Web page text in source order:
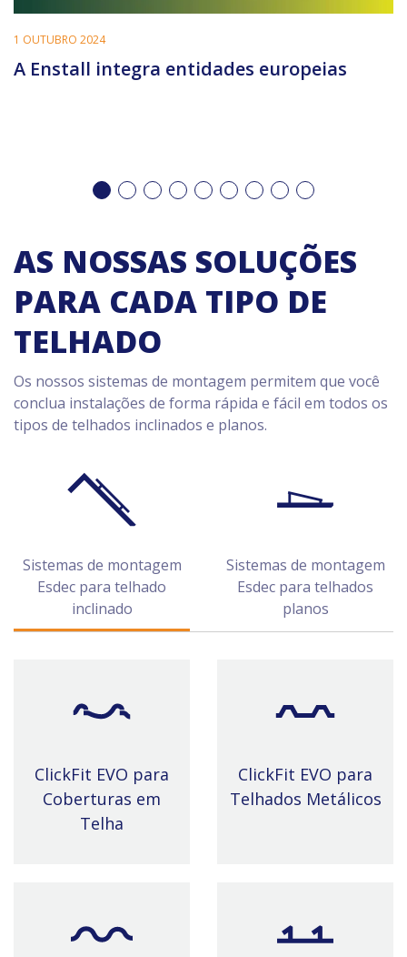
1 OUTUBRO 2024
A Enstall integra entidades europeias
AS NOSSAS SOLUÇÕES
PARA CADA TIPO DE
TELHADO
Os nossos sistemas de montagem permitem que você
conclua instalações de forma rápida e fácil em todos os
tipos de telhados inclinados e planos.
Sistemas de montagem
Esdec para telhado
inclinado
Sistemas de montagem
Esdec para telhados
planos
ClickFit EVO para
Coberturas em
Telha
ClickFit EVO para
Telhados Metálicos